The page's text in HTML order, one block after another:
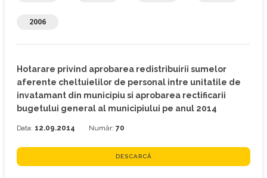
2006
Hotarare privind aprobarea redistribuirii sumelor
aferente cheltuielilor de personal intre unitatile de
invatamant din municipiu si aprobarea rectificarii
bugetului general al municipiului pe anul 2014
Data: 12.09.2014 Număr: 70
DESCARCĂ